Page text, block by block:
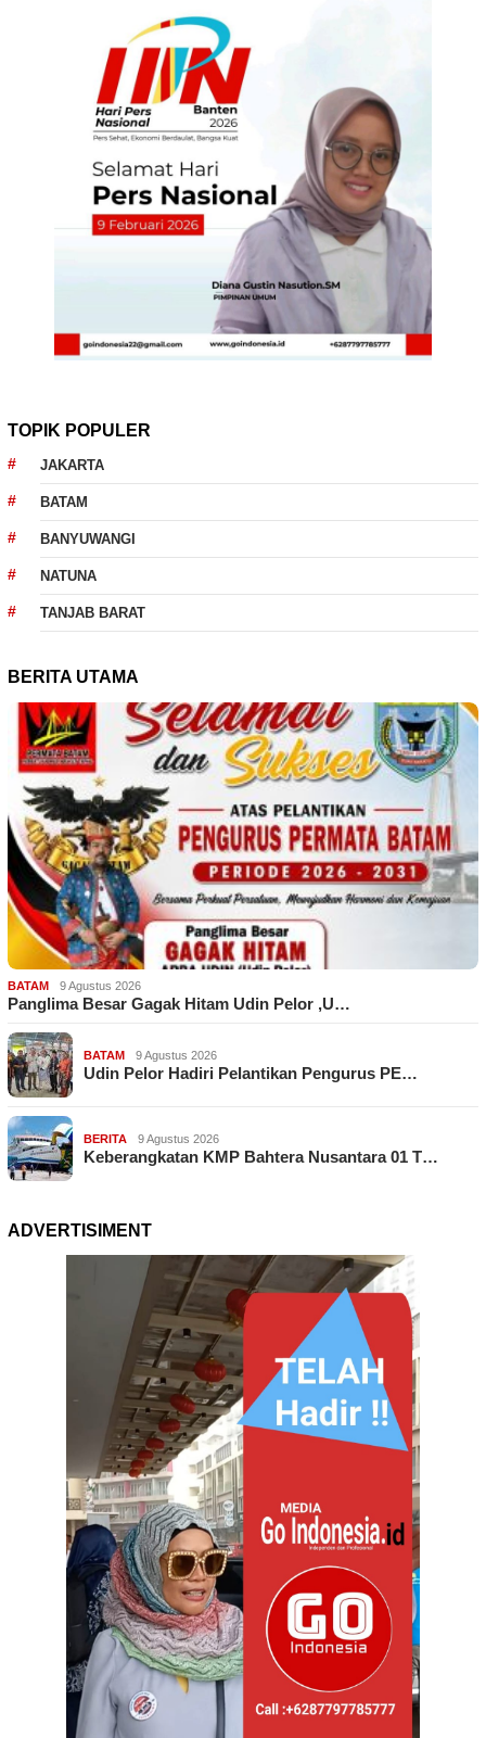
TOPIK POPULER
JAKARTA
BATAM
BANYUWANGI
NATUNA
TANJAB BARAT
BERITA UTAMA
BATAM 9 Agustus 2026
Panglima Besar Gagak Hitam Udin Pelor ,U…
BATAM 9 Agustus 2026
Udin Pelor Hadiri Pelantikan Pengurus PE…
BERITA 9 Agustus 2026
Keberangkatan KMP Bahtera Nusantara 01 T…
ADVERTISIMENT